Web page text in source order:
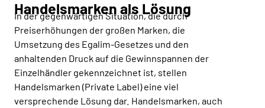
Handelsmarken als Lösung
In der gegenwärtigen Situation, die durch
Preiserhöhungen der großen Marken, die
Umsetzung des Egalim-Gesetzes und den
anhaltenden Druck auf die Gewinnspannen der
Einzelhändler gekennzeichnet ist, stellen
Handelsmarken (Private Label) eine viel
versprechende Lösung dar. Handelsmarken, auch